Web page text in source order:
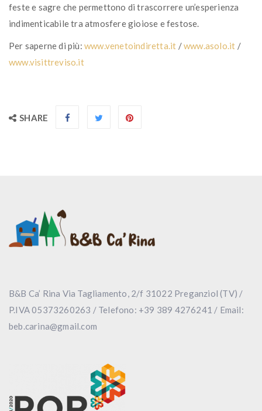
feste e sagre che permettono di trascorrere un’esperienza
indimenticabile tra atmosfere gioiose e festose.
Per saperne di più: www.venetoindiretta.it /www.asolo.it /
www.visittreviso.it
SHARE
B&B Ca’ Rina Via Tagliamento, 2/f 31022 Preganziol (TV) /
P.IVA 05373260263 / Telefono: +39 389 4276241 / Email:
beb.carina@gmail.com